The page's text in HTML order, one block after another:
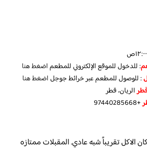
: للدخول للموقع الإلكتروني للمطعماضغط هنا
: للوصول للمطعم عبر خرائط جوجلاضغط هنا
الريان، قطر
+97440285668
الاكل تقريباً شبه عادي. المقبلات ممتازه